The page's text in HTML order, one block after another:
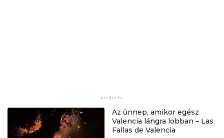
Az ünnep, amikor egész
Valencia lángra lobban – Las
Fallas de Valencia